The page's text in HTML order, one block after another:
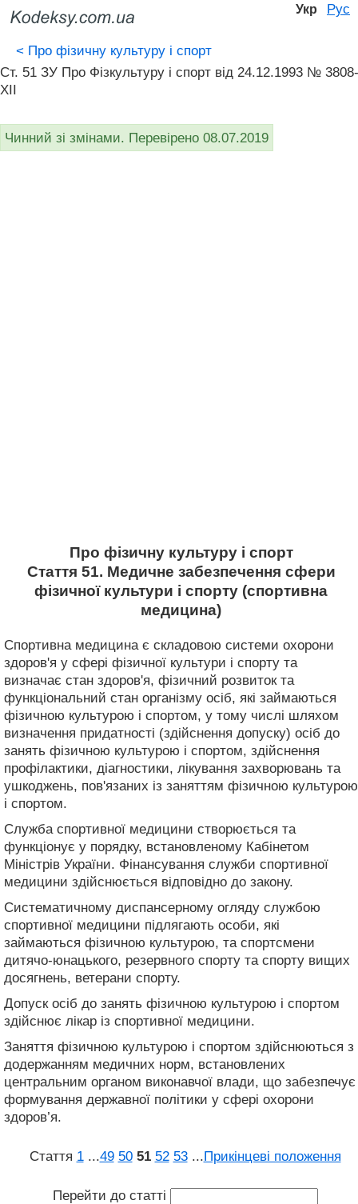
Укр Рус
< Про фізичну культуру і спорт
Ст. 51 ЗУ Про Фізкультуру і спорт від 24.12.1993 № 3808-
XII
Чинний зі змінами. Перевірено 08.07.2019
Про фізичну культуру і спорт
Стаття 51. Медичне забезпечення сфери
фізичної культури і спорту (спортивна
медицина)
Спортивна медицина є складовою системи охорони
здоров'я у сфері фізичної культури і спорту та
визначає стан здоров'я, фізичний розвиток та
функціональний стан організму осіб, які займаються
фізичною культурою і спортом, у тому числі шляхом
визначення придатності (здійснення допуску) осіб до
занять фізичною культурою і спортом, здійснення
профілактики, діагностики, лікування захворювань та
ушкоджень, пов'язаних із заняттям фізичною культурою
і спортом.
Служба спортивної медицини створюється та
функціонує у порядку, встановленому Кабінетом
Міністрів України. Фінансування служби спортивної
медицини здійснюється відповідно до закону.
Систематичному диспансерному огляду службою
спортивної медицини підлягають особи, які
займаються фізичною культурою, та спортсмени
дитячо-юнацького, резервного спорту та спорту вищих
досягнень, ветерани спорту.
Допуск осіб до занять фізичною культурою і спортом
здійснює лікар із спортивної медицини.
Заняття фізичною культурою і спортом здійснюються з
додержанням медичних норм, встановлених
центральним органом виконавчої влади, що забезпечує
формування державної політики у сфері охорони
здоров’я.
Стаття 1 ...49 50 51 52 53 ...Прикінцеві положення
Перейти до статті